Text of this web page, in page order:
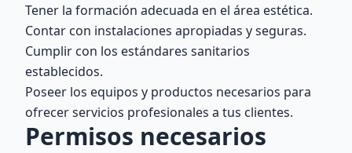
Tener la formación adecuada en el área estética.
Contar con instalaciones apropiadas y seguras.
Cumplir con los estándares sanitarios
establecidos.
Poseer los equipos y productos necesarios para
ofrecer servicios profesionales a tus clientes.
Permisos necesarios